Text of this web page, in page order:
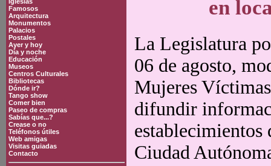
Famosos
Arquitectura
Monumentos
Palacios
Postales
Ayer y hoy
Día y noche
Educación
Museos
Centros Culturales
Bibliotecas
Dónde ir?
Tango show
Comer bien
Paseo de compras
Sabías que...?
Crease o no
Teléfonos útiles
Web amigas
Visitas guiadas
Contacto
en
La Legislatura
06 de agosto,
Mujeres
difundir
establecimientos
Ciudad